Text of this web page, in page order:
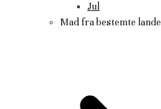
Jul
Mad fra bestemte lande